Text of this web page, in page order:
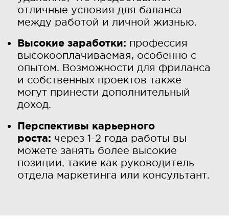
отличные условия для баланса
между работой и личной жизнью.
Высокие заработки: профессия
высокооплачиваемая, особенно с
опытом. Возможности для фриланса
и собственных проектов также
могут принести дополнительный
доход.
Перспективы карьерного
роста: через 1-2 года работы вы
можете занять более высокие
позиции, такие как руководитель
отдела маркетинга или консультант.